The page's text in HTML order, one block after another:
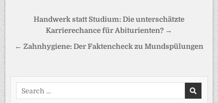
Beitragsnavigation
Handwerk statt Studium: Die unterschätzte
Karrierechance für Abiturienten? →
← Zahnhygiene: Der Faktencheck zu Mundspülungen
Search
for: